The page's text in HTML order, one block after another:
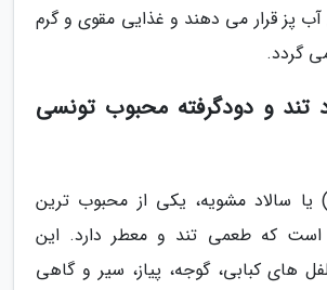
پز قرار می دهند و غذایی مقوی و گرم
گردد.
تند و دودگرفته محبوب تونسی
مقود (Mechouia) یا سالاد مشویه، یکی از محبوب ترین
است که طعمی تند و معطر دارد. این
های کبابی، گوجه، پیاز، سیر و گاهی